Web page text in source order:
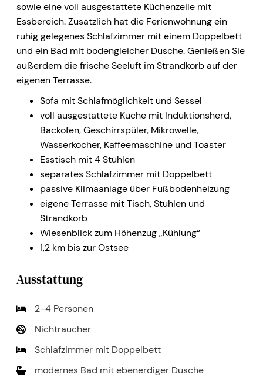
sowie eine voll ausgestattete Küchenzeile mit
Essbereich. Zusätzlich hat die Ferienwohnung ein
ruhig gelegenes Schlafzimmer mit einem Doppelbett
und ein Bad mit bodengleicher Dusche. Genießen Sie
außerdem die frische Seeluft im Strandkorb auf der
eigenen Terrasse.
Sofa mit Schlafmöglichkeit und Sessel
voll ausgestattete Küche mit Induktionsherd,
Backofen, Geschirrspüler, Mikrowelle,
Wasserkocher, Kaffeemaschine und Toaster
Esstisch mit 4 Stühlen
separates Schlafzimmer mit Doppelbett
passive Klimaanlage über Fußbodenheizung
eigene Terrasse mit Tisch, Stühlen und
Strandkorb
Wiesenblick zum Höhenzug „Kühlung“
1,2 km bis zur Ostsee
Ausstattung
2-4 Personen
Nichtraucher
Schlafzimmer mit Doppelbett
modernes Bad mit ebenerdiger Dusche